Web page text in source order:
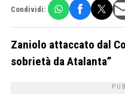
Condividi:
Zaniolo attaccato dal
sobrietà da Atalanta”